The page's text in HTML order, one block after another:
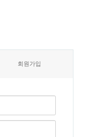
회원가입